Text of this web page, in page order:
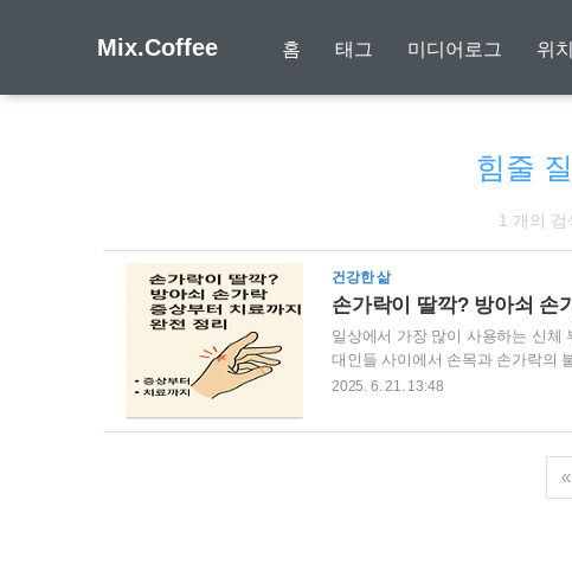
Mix.Coffee 홈 태그 미디어로그 위
힘줄
1 개의 검
건강한 삶
손가락이 딸깍? 방아쇠 손
일상에서 가장 많이 사용하는 신체
대인들 사이에서 손목과 손가락의
나거나 손가락이 쉽게 걸리는 느낌
의 발생 원인과 주요 증상방아쇠
꺼워지면서 발생합니다. 힘줄이
'딸깍' 소리와 함께 튀는 현상이 나
2025. 6. 21. 13:48
«